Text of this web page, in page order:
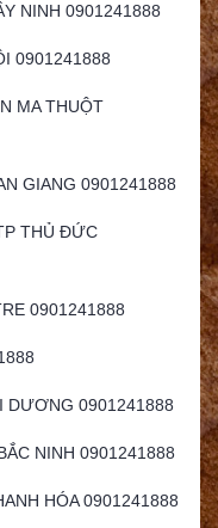
NINH 0901241888
0901241888
MA THUỘT
GIANG 0901241888
THỦ ĐỨC
0901241888
DƯƠNG 0901241888
NINH 0901241888
HÓA 0901241888